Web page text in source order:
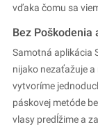
vďaka čomu sa
Bez Poškodenia
Samotná aplikácia
nijako nezaťažuje
vytvoríme
páskovej metóde
vlasy predĺžime a